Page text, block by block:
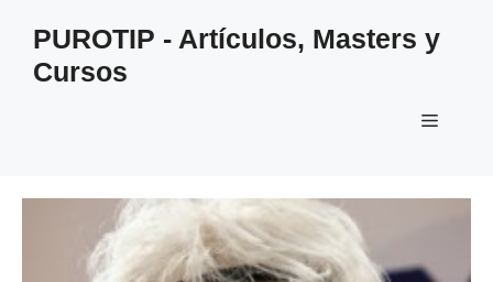
contenido
PUROTIP - Artículos, Masters y
Cursos
Menú